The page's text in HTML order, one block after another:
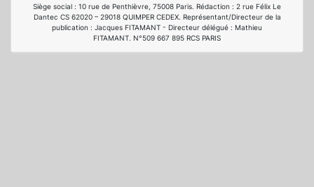
Siège social : 10 rue de Penthièvre, 75008 Paris. Rédaction : 2 rue Félix Le
Dantec CS 62020 – 29018 QUIMPER CEDEX. Représentant/Directeur de la
publication : Jacques FITAMANT - Directeur délégué : Mathieu
FITAMANT. N°509 667 895 RCS PARIS